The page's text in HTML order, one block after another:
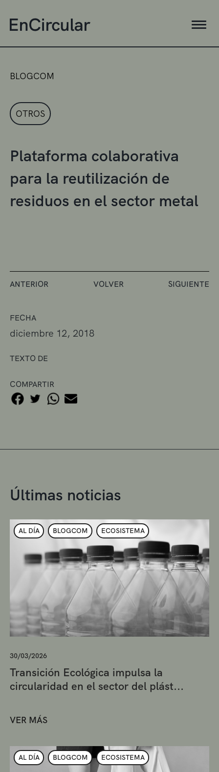
FECHA
diciembre 12, 2018
TEXTO DE
COMPARTIR
BLOGCOM
OTROS
Plataforma colaborativa
para la reutilización de
residuos en el sector metal
ANTERIOR VOLVER SIGUIENTE
Últimas noticias
AL DÍA BLOGCOM ECOSISTEMA
30/03/2026
Transición Ecológica impulsa la
circularidad en el sector del plást...
VER MÁS
AL DÍA BLOGCOM ECOSISTEMA